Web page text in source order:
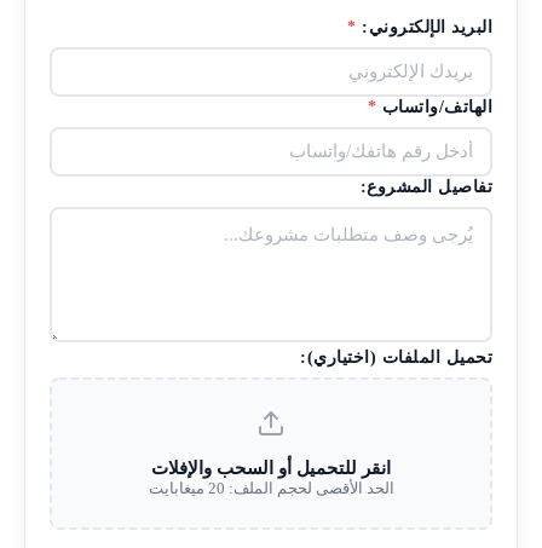
البريد الإلكتروني: *
الهاتف/واتساب *
تفاصيل المشروع:
تحميل الملفات (اختياري):
انقر للتحميل أو السحب والإفلات
الحد الأقصى لحجم الملف: 20 ميغابايت